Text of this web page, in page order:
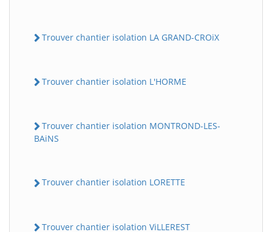
Trouver chantier isolation LA GRAND-CROiX
Trouver chantier isolation L'HORME
Trouver chantier isolation MONTROND-LES-
BAiNS
Trouver chantier isolation LORETTE
Trouver chantier isolation ViLLEREST